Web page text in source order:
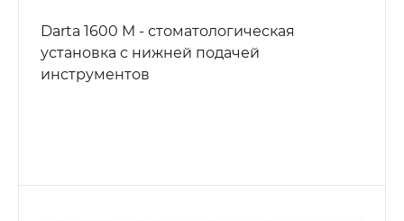
Darta 1600 M - стоматологическая
установка с нижней подачей
инструментов